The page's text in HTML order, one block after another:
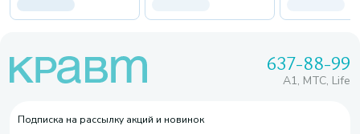
637-88-99
A1, МТС, Life
Подписка на рассылку акций и новинок